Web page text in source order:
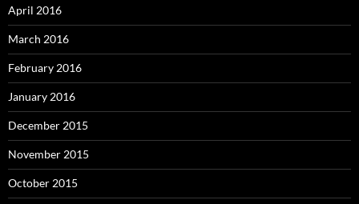
April 2016
March 2016
February 2016
January 2016
December 2015
November 2015
October 2015